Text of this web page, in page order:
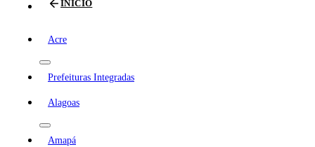
INÍCIO
Acre
Prefeituras Integradas
Alagoas
Amapá